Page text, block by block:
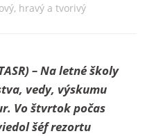
hravý a tvorivý
– Na letné školy
vedy, výskumu
Vo štvrtok počas
šéf rezortu